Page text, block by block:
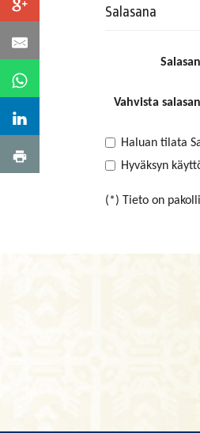
Salasana
Vahvista
Haluan tilata
Hyväksyn
(*) Tieto on